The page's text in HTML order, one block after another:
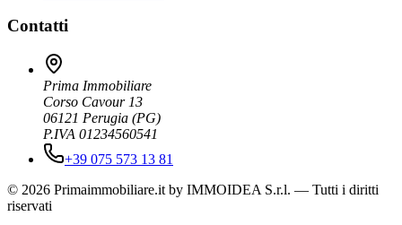
Contatti
Prima Immobiliare
Corso Cavour 13
06121 Perugia (PG)
P.IVA 01234560541
+39 075 573 13 81
© 2026 Primaimmobiliare.it by IMMOIDEA S.r.l. — Tutti i diritti
riservati